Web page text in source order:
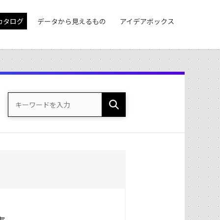
タログ データから見えるもの アイデアボックス